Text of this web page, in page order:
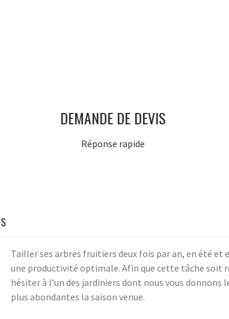
DEMANDE DE DEVIS
Réponse rapide
Tailler ses arbres fruitiers deux fois par an, en été
une productivité optimale. Afin que cette tâche soit
hésiter à l’un des jardiniers dont nous vous
plus abondantes la saison venue.